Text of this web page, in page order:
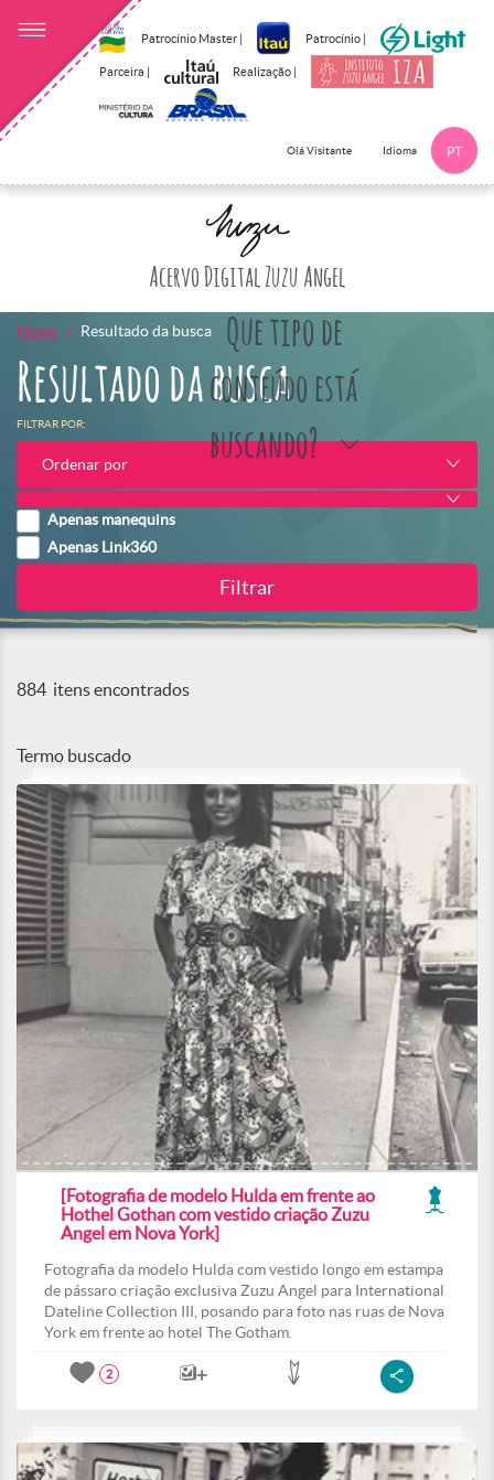
Patrocínio Master | Patrocínio |
Parceira | Realização |
Olá Visitante Idioma PT
Acervo Digital Zuzu Angel
Que tipo de
conteúdo está
buscando?
Home Resultado da busca
Resultado da busca
FILTRAR POR:
Ordenar por
Apenas manequins
Apenas Link360
884 itens encontrados
Termo buscado
[Fotografia de modelo Hulda em frente ao
Hothel Gothan com vestido criação Zuzu
Angel em Nova York]
Fotografia da modelo Hulda com vestido longo em estampa
de pássaro criação exclusiva Zuzu Angel para International
Dateline Collection III, posando para foto nas ruas de Nova
York em frente ao hotel The Gotham.
2